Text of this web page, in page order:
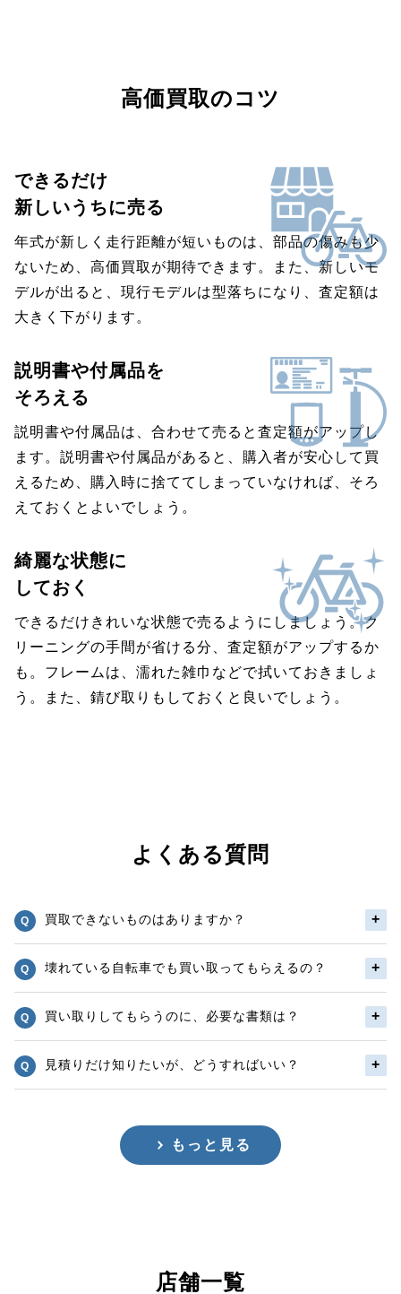
高価買取のコツ
できるだけ
新しいうちに売る
年式が新しく走行距離が短いものは、部品の傷みも少
ないため、高価買取が期待できます。また、新しいモ
デルが出ると、現行モデルは型落ちになり、査定額は
大きく下がります。
説明書や付属品を
そろえる
説明書や付属品は、合わせて売ると査定額がアップし
ます。説明書や付属品があると、購入者が安心して買
えるため、購入時に捨ててしまっていなければ、そろ
えておくとよいでしょう。
綺麗な状態に
しておく
できるだけきれいな状態で売るようにしましょう。ク
リーニングの手間が省ける分、査定額がアップするか
も。フレームは、濡れた雑巾などで拭いておきましょ
う。また、錆び取りもしておくと良いでしょう。
よくある質問
買取できないものはありますか？
壊れている自転車でも買い取ってもらえるの？
買い取りしてもらうのに、必要な書類は？
見積りだけ知りたいが、どうすればいい？
もっと見る
店舗一覧